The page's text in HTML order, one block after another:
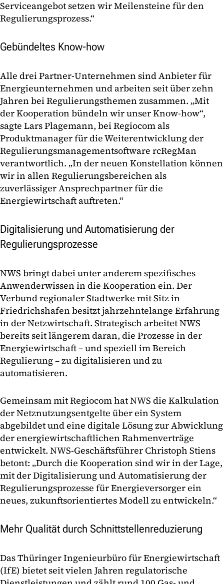
Serviceangebot setzen wir Meilensteine für den
Regulierungsprozess.“
Gebündeltes Know-how
Alle drei Partner-Unternehmen sind Anbieter für
Energieunternehmen und arbeiten seit über zehn
Jahren bei Regulierungsthemen zusammen. „Mit
der Kooperation bündeln wir unser Know-how“,
sagte Lars Plagemann, bei Regiocom als
Produktmanager für die Weiterentwicklung der
Regulierungsmanagementsoftware rcRegMan
verantwortlich. „In der neuen Konstellation können
wir in allen Regulierungsbereichen als
zuverlässiger Ansprechpartner für die
Energiewirtschaft auftreten.“
Digitalisierung und Automatisierung der
Regulierungsprozesse
NWS bringt dabei unter anderem spezifisches
Anwenderwissen in die Kooperation ein. Der
Verbund regionaler Stadtwerke mit Sitz in
Friedrichshafen besitzt jahrzehntelange Erfahrung
in der Netzwirtschaft. Strategisch arbeitet NWS
bereits seit längerem daran, die Prozesse in der
Energiewirtschaft – und speziell im Bereich
Regulierung – zu digitalisieren und zu
automatisieren.
Gemeinsam mit Regiocom hat NWS die Kalkulation
der Netznutzungsentgelte über ein System
abgebildet und eine digitale Lösung zur Abwicklung
der energiewirtschaftlichen Rahmenverträge
entwickelt. NWS-Geschäftsführer Christoph Stiens
betont: „Durch die Kooperation sind wir in der Lage,
mit der Digitalisierung und Automatisierung der
Regulierungsprozesse für Energieversorger ein
neues, zukunftsorientiertes Modell zu entwickeln.“
Mehr Qualität durch Schnittstellenreduzierung
Das Thüringer Ingenieurbüro für Energiewirtschaft
(IfE) bietet seit vielen Jahren regulatorische